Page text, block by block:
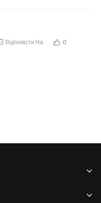
Відповісти На 0